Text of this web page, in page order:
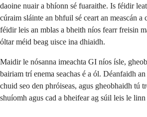
daoine nuair a bhíonn sé fuaraithe. Is féidir
cúraim sláinte an bhfuil sé ceart an meascán
féidir leis an mblas a bheith níos fearr freisin
óltar méid beag uisce ina dhiaidh.
Maidir le nósanna imeachta GI níos ísle,
bairiam trí enema seachas é a ól. Déanfaidh
chuid seo den phróiseas, agus gheobhaidh tú
shuíomh agus cad a bheifear ag súil leis le linn